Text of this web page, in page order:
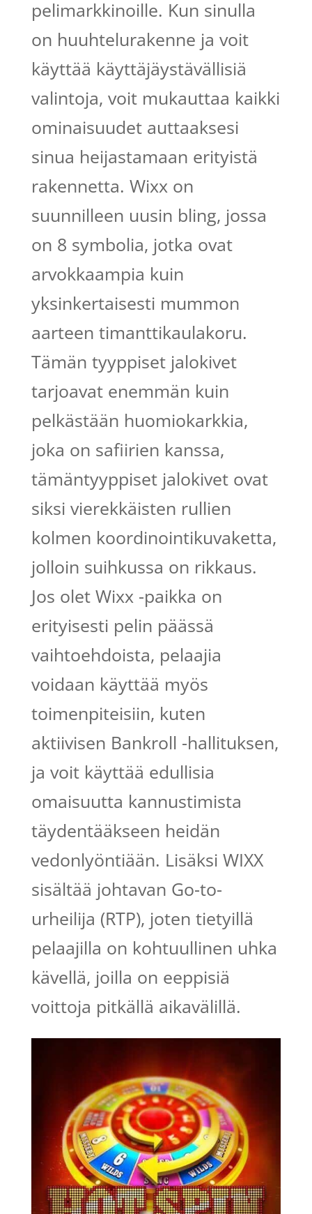
pelimarkkinoille. Kun sinulla
on huuhtelurakenne ja voit
käyttää käyttäjäystävällisiä
valintoja, voit mukauttaa kaikki
ominaisuudet auttaaksesi
sinua heijastamaan erityistä
rakennetta. Wixx on
suunnilleen uusin bling, jossa
on 8 symbolia, jotka ovat
arvokkaampia kuin
yksinkertaisesti mummon
aarteen timanttikaulakoru.
Tämän tyyppiset jalokivet
tarjoavat enemmän kuin
pelkästään huomiokarkkia,
joka on safiirien kanssa,
tämäntyyppiset jalokivet ovat
siksi vierekkäisten rullien
kolmen koordinointikuvaketta,
jolloin suihkussa on rikkaus.
Jos olet Wixx -paikka on
erityisesti pelin päässä
vaihtoehdoista, pelaajia
voidaan käyttää myös
toimenpiteisiin, kuten
aktiivisen Bankroll -hallituksen,
ja voit käyttää edullisia
omaisuutta kannustimista
täydentääkseen heidän
vedonlyöntiään. Lisäksi WIXX
sisältää johtavan Go-to-
urheilija (RTP), joten tietyillä
pelaajilla on kohtuullinen uhka
kävellä, joilla on eeppisiä
voittoja pitkällä aikavälillä.